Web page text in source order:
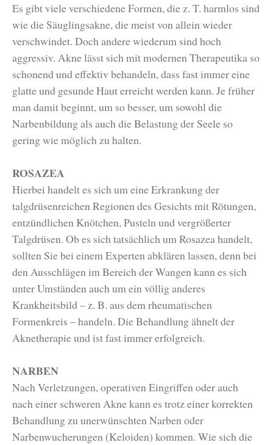
Es gibt viele verschiedene Formen, die z. T. harmlos sind
wie die Säuglingsakne, die meist von allein wieder
verschwindet. Doch andere wiederum sind hoch
aggressiv. Akne lässt sich mit modernen Therapeutika so
schonend und effektiv behandeln, dass fast immer eine
glatte und gesunde Haut erreicht werden kann. Je früher
man damit beginnt, um so besser, um sowohl die
Narbenbildung als auch die Belastung der Seele so
gering wie möglich zu halten.
ROSAZEA
Hierbei handelt es sich um eine Erkrankung der
talgdrüsenreichen Regionen des Gesichts mit Rötungen,
entzündlichen Knötchen, Pusteln und vergrößerter
Talgdrüsen. Ob es sich tatsächlich um Rosazea handelt,
sollten Sie bei einem Experten abklären lassen, denn bei
den Ausschlägen im Bereich der Wangen kann es sich
unter Umständen auch um ein völlig anderes
Krankheitsbild – z. B. aus dem rheumatischen
Formenkreis – handeln. Die Behandlung ähnelt der
Aknetherapie und ist fast immer erfolgreich.
NARBEN
Nach Verletzungen, operativen Eingriffen oder auch
nach einer schweren Akne kann es trotz einer korrekten
Behandlung zu unerwünschten Narben oder
Narbenwucherungen (Keloiden) kommen. Wie sich die